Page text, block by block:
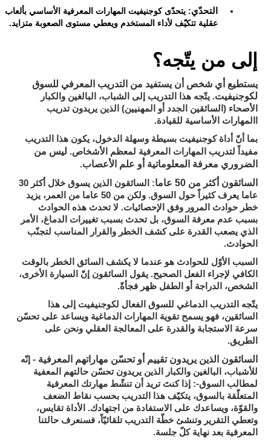
التحدّي: يتحدّى كوجنيفيت المهارات المعرفية الأساسي بألعاب
عقلية تتكيّف لأداء المستخدم ويعطي مستوى الصعوبة متزايد.
إلى من يتّجه؟
يستطيع أي شخص أن يستفيد من التدريب المعرفي للسوق
لكوجنيفيت. يتّجه هذا التدريب إلى الشباب، البالغين والكبار
الأصحاء (السائقين الجدد أو المهنيين) الذين يريدون تدريب
االمهارات الأساسية للقيادة.
بما أنّ أداة كوجنيفيت بسيطة وسهلة الدخول، يكون هذا التدريب
مفيداً لتدريب المهارات المعرفية لمعظم الأشخاص. ليس من
الضروري معرفة المعلوماتية أو علم الأعصاب.
السائقون أكثر من 50 عاما
: السائقون الذين يسوق خلال أكثر 30
عاما يعرف كثيراً حول السوق. ولكن من 50 عاما من العمر، يزيد
خطر حوادث المرور وفق الإحصائيات. لا تحدث هذه الحوادث
بسبب عدم معرفة السوق، بل تحدث بسبب تغييرات الدماغ، الأمر
الذي يصعب القدرة على كشف الخطر والقرار المناسب لتجنّب
الحوادث.
السبب الأوّل للحوادث هو عندما لا يكشف السائق الخطر بالوقت
الكافي لإجراء الفعل الصحيح. يقول السائقون إنّ السيارة الأخرى،
الشخص، الدراجة أو الطفل ظهر فجأةً.
يتّجه التدريب الدماغي للسوق الفعال لكوجنيفيت إلى هذا
السائقين، فهو يسمح تقوية المهارات الدماغية ويساعد على تحسّن
سرعة الاستجابة والقدرة على المعالجة العقلي ونحن على
الطريق.
السائقون الذين يريدون تقييم أو تحسّن مهاراتهم المعرفية - إنّه
للأشباب، البالغين والكبار الذين يريدون تحسّن حالتهم المعفية
لمطالب السوق-: إذا كنتَ تريد أن تنشّط مهارتك المعرفية
المتعلّقة بالسوق، يتكيّف هذا التدريب بحسب نقاط الضعف
والقوّة، ويساعدك على الاستفادة من اجتهادك. الأداة تقايس،
وتعطي التقرير وتنشئ خطّة التدريب تلقائيّاً، فسنعرف حالتنا
المعرفية بعد نهاية كلّ جلسة.